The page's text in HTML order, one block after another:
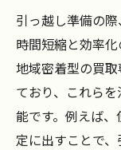
引っ越し準備の
時間短縮と効率化
地域密着型の買
ており、これら
能です。例えば
定に出すことで